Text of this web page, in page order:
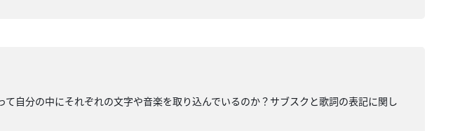
自分の中にそれぞれの文字や音楽を取り込んでいるのか？サブスクと歌詞の表記に関し